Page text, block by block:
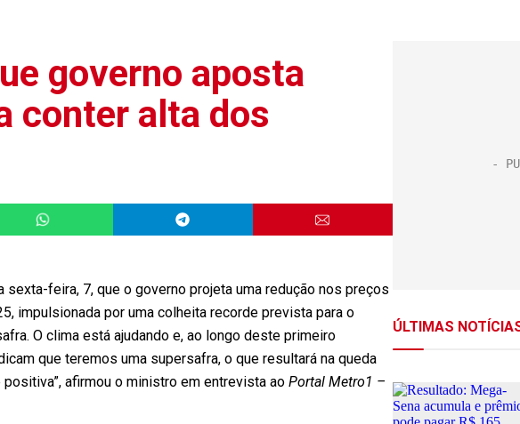
governo aposta
conter alta dos
sexta-feira, 7, que o governo projeta uma redução nos preços
impulsionada por uma colheita recorde prevista para o
O clima está ajudando e, ao longo deste primeiro
que teremos uma supersafra, o que resultará na queda
afirmou o ministro em entrevista ao Portal Metro1 –